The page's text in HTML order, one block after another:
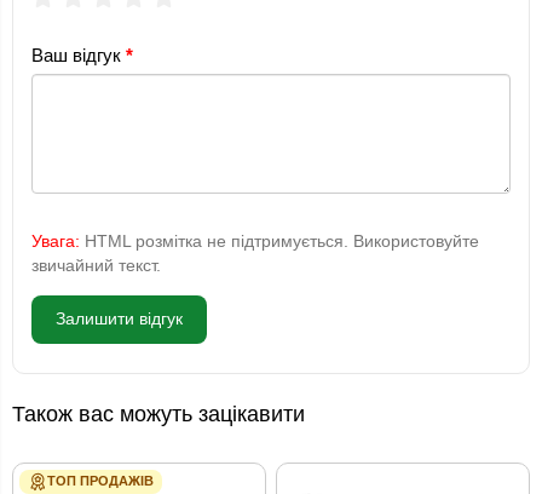
Ваш відгук
Увага: HTML розмітка не підтримується. Використовуйте
звичайний текст.
Залишити відгук
Також вас можуть зацікавити
ТОП ПРОДАЖІВ